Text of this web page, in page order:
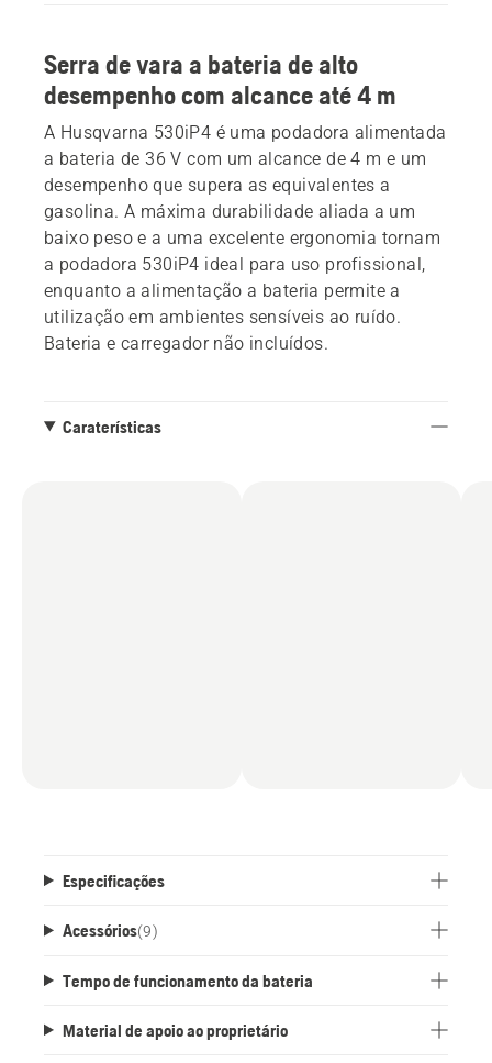
Serra de vara a bateria de alto
desempenho com alcance até 4 m
A Husqvarna 530iP4 é uma podadora alimentada
a bateria de 36 V com um alcance de 4 m e um
desempenho que supera as equivalentes a
gasolina. A máxima durabilidade aliada a um
baixo peso e a uma excelente ergonomia tornam
a podadora 530iP4 ideal para uso profissional,
enquanto a alimentação a bateria permite a
utilização em ambientes sensíveis ao ruído.
Bateria e carregador não incluídos.
Caraterísticas
Especificações
Acessórios(9)
Tempo de funcionamento da bateria
Material de apoio ao proprietário